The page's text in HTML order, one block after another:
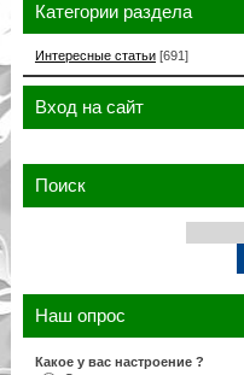
Категории раздела
Интересные статьи [691]
Вход на сайт
Поиск
Наш опрос
Какое у вас настроение ?